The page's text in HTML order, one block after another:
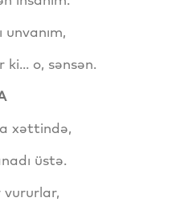
o, sənsən.
xəttində,
üstə.
vururlar,